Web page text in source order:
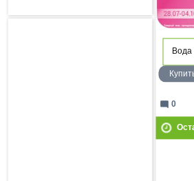
Вода
mode_comment 0